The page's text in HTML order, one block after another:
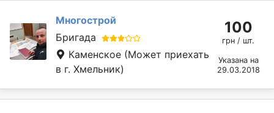
Многострой
Бригада
Каменское (Может приехать
в г. Хмельник)
100
грн / шт.
Указана на
29.03.2018